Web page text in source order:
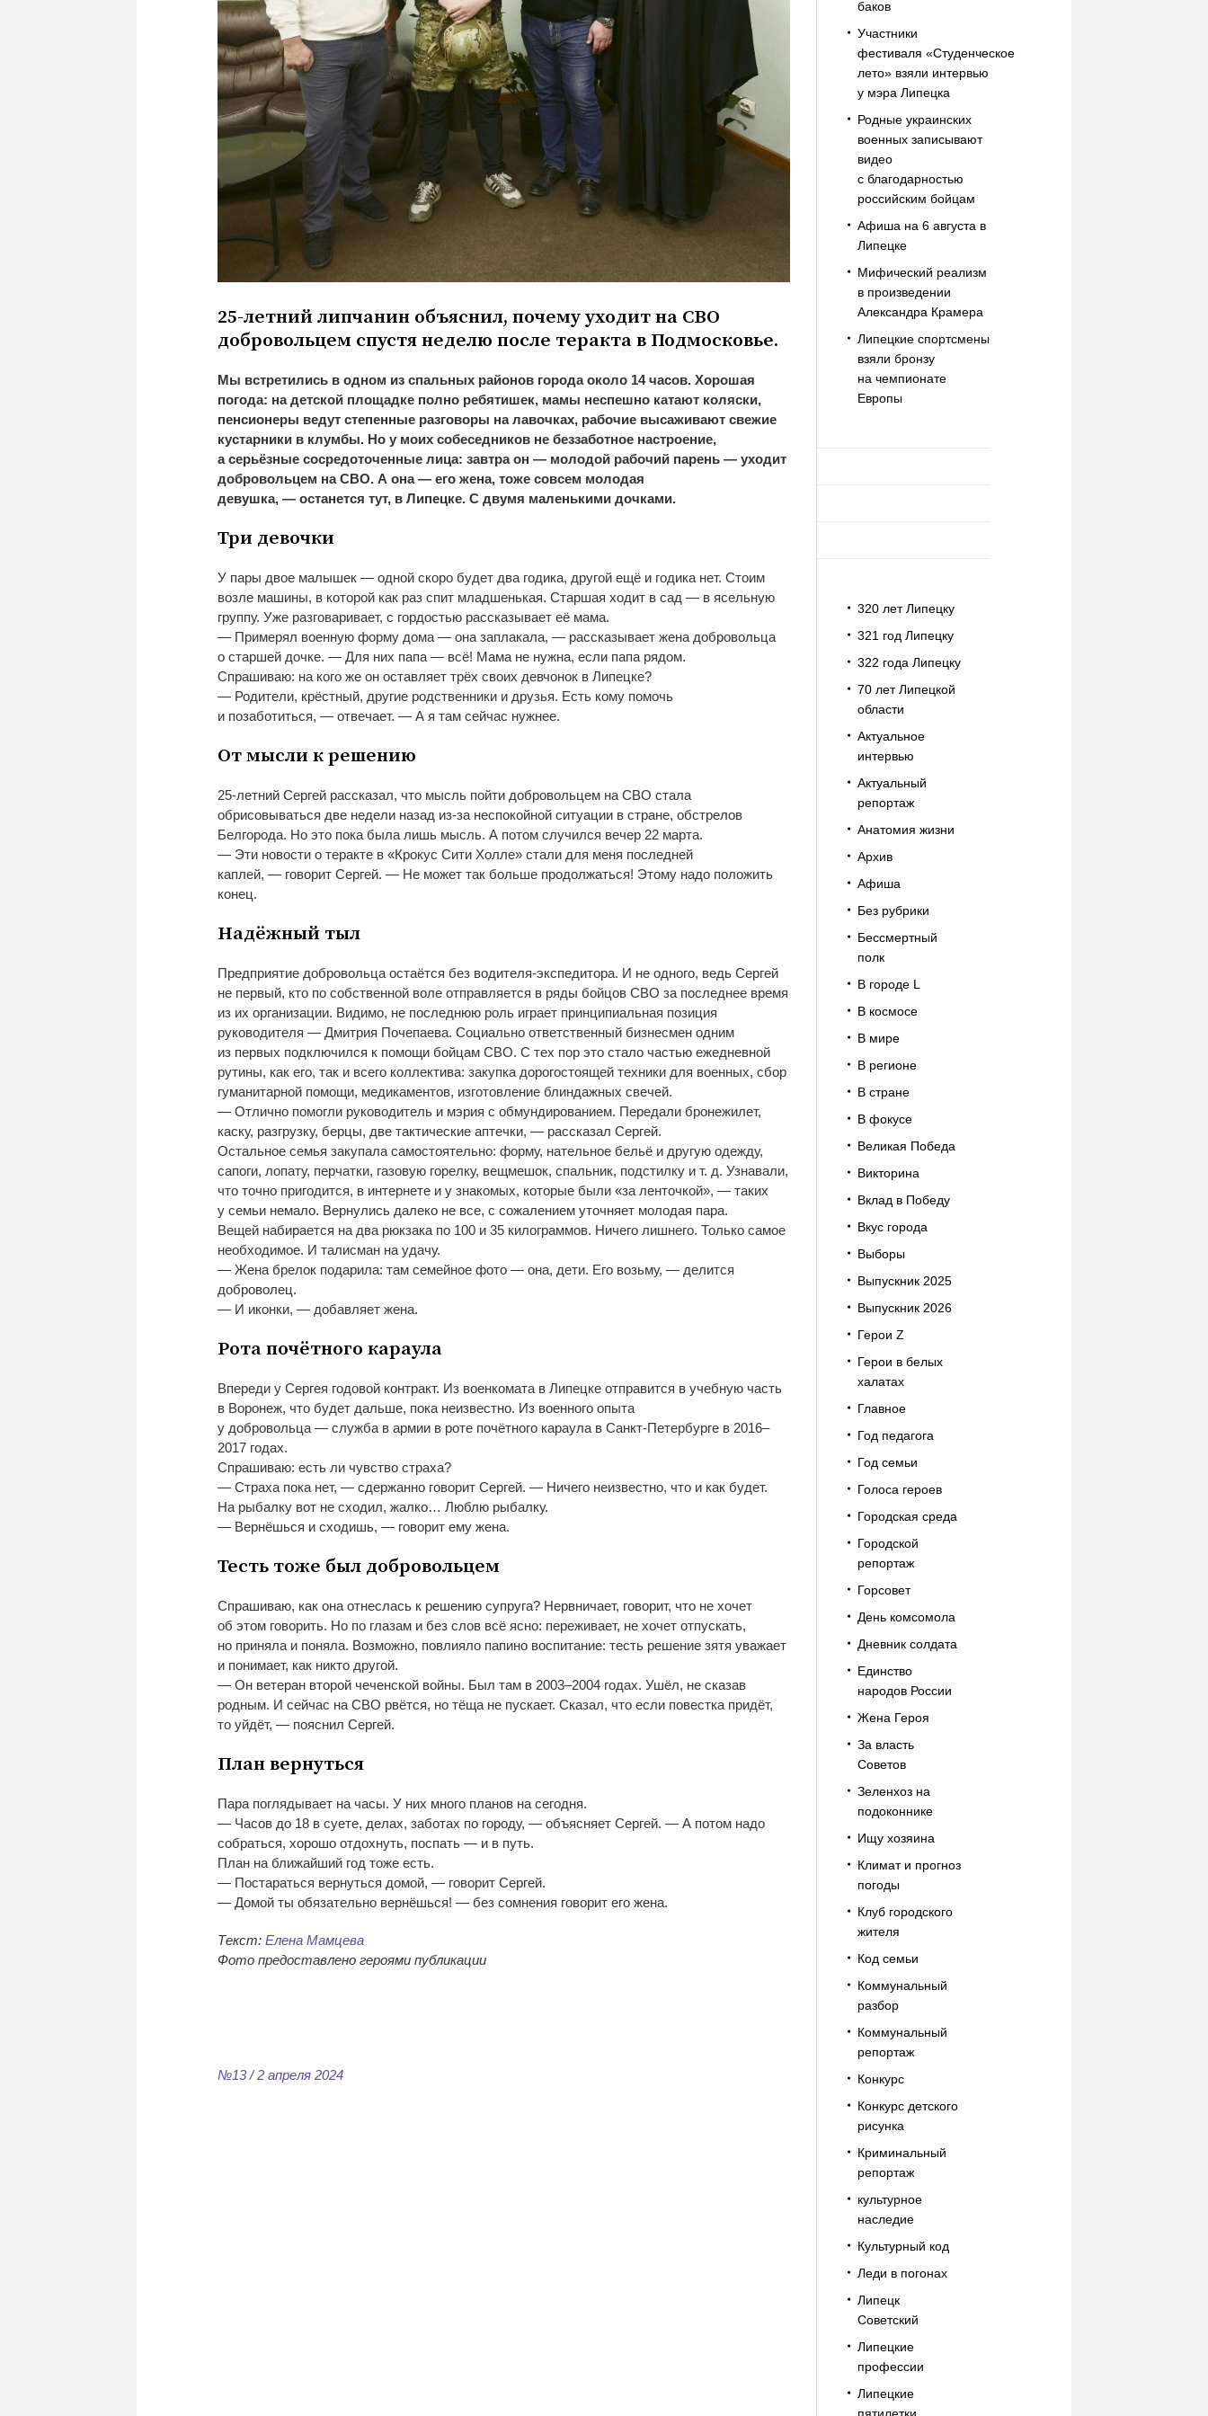
25-летний липчанин объяснил, почему уходит на СВО
добровольцем спустя неделю после теракта в Подмосковье.
Мы встретились в одном из спальных районов города около 14 часов. Хорошая
погода: на детской площадке полно ребятишек, мамы неспешно катают коляски,
пенсионеры ведут степенные разговоры на лавочках, рабочие высаживают свежие
кустарники в клумбы. Но у моих собеседников не беззаботное настроение,
а серьёзные сосредоточенные лица: завтра он —молодой рабочий парень —уходит
добровольцем на СВО. А она —его жена, тоже совсем молодая
девушка, —останется тут, в Липецке. С двумя маленькими дочками.
Три девочки
У пары двое малышек —одной скоро будет два годика, другой ещё и годика нет. Стоим
возле машины, в которой как раз спит младшенькая. Старшая ходит в сад —в ясельную
группу. Уже разговаривает, с гордостью рассказывает её мама.
— Примерял военную форму дома —она заплакала, —рассказывает жена добровольца
о старшей дочке. — Для них папа —всё! Мама не нужна, если папа рядом.
Спрашиваю: на кого же он оставляет трёх своих девчонок в Липецке?
— Родители, крёстный, другие родственники и друзья. Есть кому помочь
и позаботиться, —отвечает. — А я там сейчас нужнее.
Отмысли крешению
25-летнийСергей рассказал, что мысль пойти добровольцем на СВО стала
обрисовываться две недели назад из-занеспокойной ситуации в стране, обстрелов
Белгорода. Но это пока была лишь мысль. А потом случился вечер 22 марта.
— Эти новости о теракте в «Крокус Сити Холле»стали для меня последней
каплей, —говорит Сергей. — Не может так больше продолжаться! Этому надо положить
конец.
Надёжный тыл
Предприятие добровольца остаётся без водителя-экспедитора. И не одного, ведь Сергей
не первый, кто по собственной воле отправляется в ряды бойцов СВО за последнее время
из их организации. Видимо, не последнюю роль играет принципиальная позиция
руководителя —Дмитрия Почепаева. Социально ответственный бизнесмен одним
из первых подключился к помощи бойцам СВО. С тех пор это стало частью ежедневной
рутины, как его, так и всего коллектива: закупка дорогостоящей техники для военных, сбор
гуманитарной помощи, медикаментов, изготовление блиндажных свечей.
— Отлично помогли руководитель и мэрия с обмундированием. Передали бронежилет,
каску, разгрузку, берцы, две тактические аптечки, —рассказал Сергей.
Остальное семья закупала самостоятельно: форму, нательное бельё и другую одежду,
сапоги, лопату, перчатки, газовую горелку, вещмешок, спальник, подстилку и т. д. Узнавали,
что точно пригодится, в интернете и у знакомых, которые были «за ленточкой», —таких
у семьи немало. Вернулись далеко не все, с сожалением уточняет молодая пара.
Вещей набирается на два рюкзака по 100 и 35 килограммов. Ничего лишнего. Только самое
необходимое. И талисман на удачу.
— Жена брелок подарила: там семейное фото —она, дети. Его возьму, —делится
доброволец.
— И иконки, —добавляет жена.
Рота почётного караула
Впереди у Сергея годовой контракт. Из военкомата в Липецке отправится в учебную часть
в Воронеж, что будет дальше, пока неизвестно. Из военного опыта
у добровольца —служба в армии в роте почётного караула в Санкт-Петербургев 2016–
2017 годах.
Спрашиваю: есть ли чувство страха?
— Страха пока нет, —сдержанно говорит Сергей. — Ничего неизвестно, что и как будет.
На рыбалку вот не сходил, жалко… Люблю рыбалку.
— Вернёшься и сходишь, —говорит ему жена.
Тесть тоже был добровольцем
Спрашиваю, как она отнеслась к решению супруга? Нервничает, говорит, что не хочет
об этом говорить. Но по глазам и без слов всё ясно: переживает, не хочет отпускать,
но приняла и поняла. Возможно, повлияло папино воспитание: тесть решение зятя уважает
и понимает, как никто другой.
— Он ветеран второй чеченской войны. Был там в 2003–2004 годах. Ушёл, не сказав
родным. И сейчас на СВО рвётся, но тёща не пускает. Сказал, что если повестка придёт,
то уйдёт, —пояснил Сергей.
План вернуться
Пара поглядывает на часы. У них много планов на сегодня.
— Часов до 18 в суете, делах, заботах по городу, —объясняет Сергей. — А потом надо
собраться, хорошо отдохнуть, поспать —и в путь.
План на ближайший год тоже есть.
— Постараться вернуться домой, —говорит Сергей.
— Домой ты обязательно вернёшься! — без сомнения говорит его жена.
Текст: Елена Мамцева
Фото предоставлено героями публикации
№13 / 2 апреля 2024
баков
Участники
фестиваля «Студенческое
лето» взяли интервью
у мэра Липецка
Родные украинских
военных записывают
видео
с благодарностью
российским бойцам
Афиша на 6 августа в
Липецке
Мифический реализм
в произведении
Александра Крамера
Липецкие спортсмены
взяли бронзу
на чемпионате
Европы
320 лет Липецку
321 год Липецку
322 года Липецку
70 лет Липецкой
области
Актуальное
интервью
Актуальный
репортаж
Анатомия жизни
Архив
Афиша
Без рубрики
Бессмертный
полк
В городе L
В космосе
В мире
В регионе
В стране
В фокусе
Великая Победа
Викторина
Вклад в Победу
Вкус города
Выборы
Выпускник 2025
Выпускник 2026
Герои Z
Герои в белых
халатах
Главное
Год педагога
Год семьи
Голоса героев
Городская среда
Городской
репортаж
Горсовет
День комсомола
Дневник солдата
Единство
народов России
Жена Героя
За власть
Советов
Зеленхоз на
подоконнике
Ищу хозяина
Климат и прогноз
погоды
Клуб городского
жителя
Код семьи
Коммунальный
разбор
Коммунальный
репортаж
Конкурс
Конкурс детского
рисунка
Криминальный
репортаж
культурное
наследие
Культурный код
Леди в погонах
Липецк
Советский
Липецкие
профессии
Липецкие